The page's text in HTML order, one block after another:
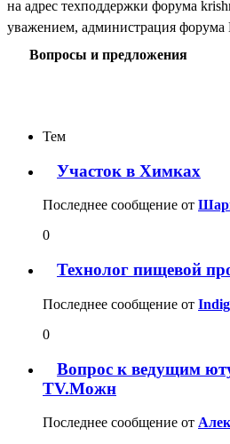
на адрес техподдержки форума
уважением, администрация
Вопросы и предложения
Тем
Участок в Химках
Последнее сообщение от
0
Технолог пищевой
Последнее сообщение от
0
Вопрос к ведущим
TV.Можн
Последнее сообщение от